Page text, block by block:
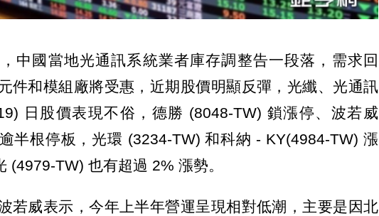
中國當地光通訊系統業者庫存調整告一段落，需求回
件和模組廠將受惠，近期股價明顯反彈，光纖、光通訊
日股價表現不俗，德勝 (8048-TW) 鎖漲停、波若威
半根停板，光環 (3234-TW) 和科納 - KY(4984-TW) 漲
(4979-TW) 也有超過 2% 漲勢。
若威表示，今年上半年營運呈現相對低潮，主要是因北